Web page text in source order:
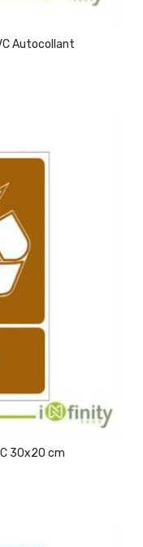
Autocollant
30x20 cm